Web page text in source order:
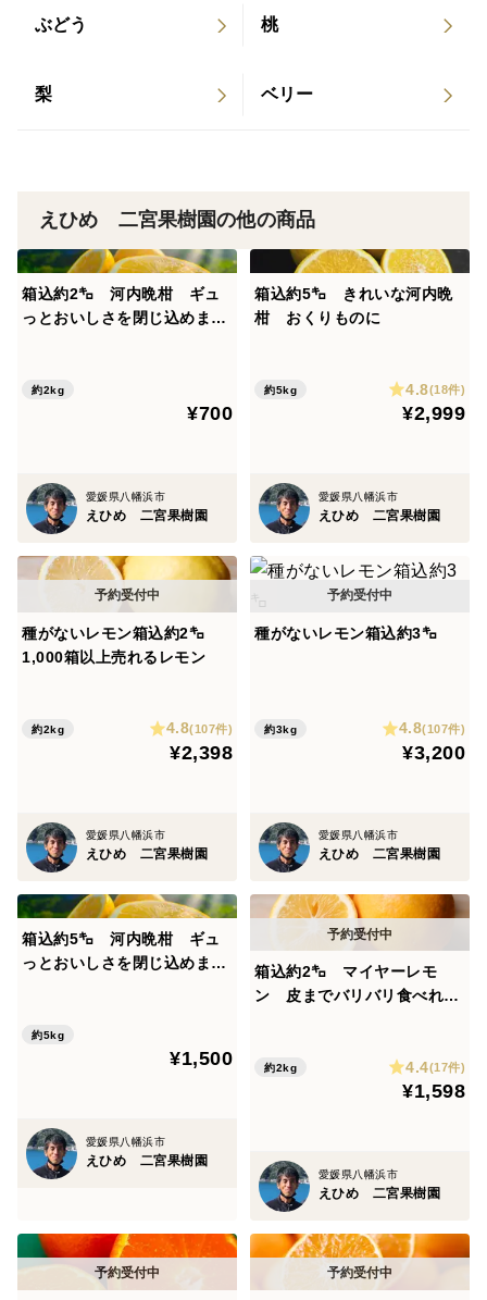
ぶどう 桃
梨 ベリー
えひめ 二宮果樹園の他の商品
箱込約2㌔ 河内晩柑 ギュ
っとおいしさを閉じ込めまし
ませんか？
約2kg
¥700
愛媛県八幡浜市
えひめ 二宮果樹園
箱込約5㌔ きれいな河内晩
柑 おくりものに
約5kg 4.8(18件)
¥2,999
愛媛県八幡浜市
えひめ 二宮果樹園
種がないレモン箱込約2㌔
1,000箱以上売れるレモン
約2kg 4.8(107件)
¥2,398
愛媛県八幡浜市
えひめ 二宮果樹園
種がないレモン箱込約3㌔
約3kg 4.8(107件)
¥3,200
愛媛県八幡浜市
えひめ 二宮果樹園
箱込約5㌔ 河内晩柑 ギュ
っとおいしさを閉じ込めまし
ませんか？
約5kg
¥1,500
愛媛県八幡浜市
えひめ 二宮果樹園
箱込約2㌔ マイヤーレモ
ン 皮までバリバリ食べれる
約2kg 4.4(17件)
¥1,598
愛媛県八幡浜市
えひめ 二宮果樹園